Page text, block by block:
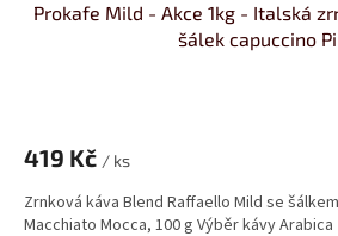
Prokafe Mild - Akce 1kg - Italská
šálek capuccino
419 Kč / ks
Zrnková káva Blend Raffaello Mild se
Macchiato Mocca, 100 g Výběr kávy